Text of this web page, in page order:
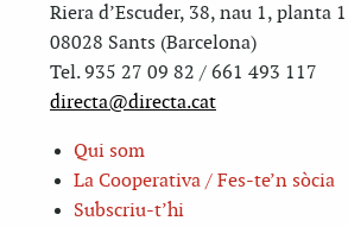
Riera d’Escuder, 38, nau 1, planta 1
08028 Sants (Barcelona)
Tel. 935 27 09 82 / 661 493 117
directa@directa.cat
Qui som
La Cooperativa / Fes-te’n sòcia
Subscriu-t’hi